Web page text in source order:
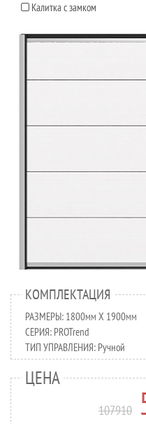
Калитка с замком
КОМПЛЕКТАЦИЯ
РАЗМЕРЫ: 1800ММ Х 1900ММ
СЕРИЯ: PROTrend
ТИП УПРАВЛЕНИЯ: Ручной
ЦЕНА
107910